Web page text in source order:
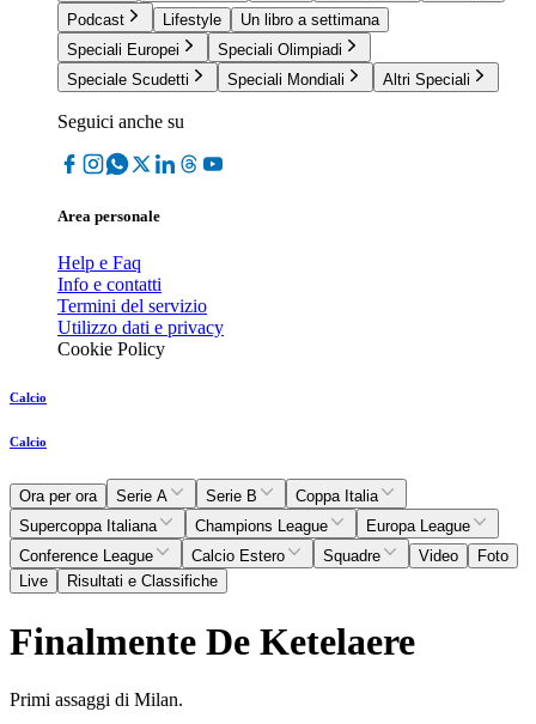
Podcast
Lifestyle
Un libro a settimana
Speciali Europei
Speciali Olimpiadi
Speciale Scudetti
Speciali Mondiali Altri Speciali
Seguici anche su
Area personale
Help e Faq
Info e contatti
Termini del servizio
Utilizzo dati e privacy
Cookie Policy
Calcio
Calcio
Ora per ora Serie A Serie B
Coppa Italia
Supercoppa Italiana
Champions League
Europa League
Conference League
Calcio Estero Squadre Video
Foto
Live
Risultati e Classifiche
Finalmente De Ketelaere
Primi assaggi di Milan.